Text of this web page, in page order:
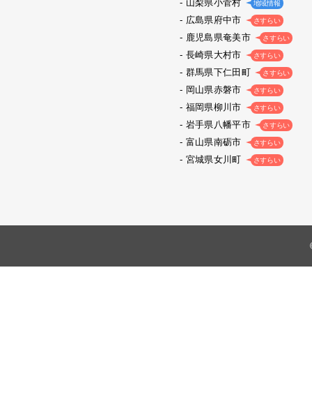
山梨県小菅村 地域情報
広島県府中市 さすらい
鹿児島県奄美市 さすらい
長崎県大村市 さすらい
群馬県下仁田町 さすらい
岡山県赤磐市 さすらい
福岡県柳川市 さすらい
岩手県八幡平市 さすらい
富山県南砺市 さすらい
宮城県女川町 さすらい